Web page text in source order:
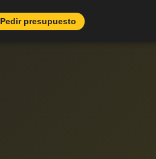
Pedir presupuesto